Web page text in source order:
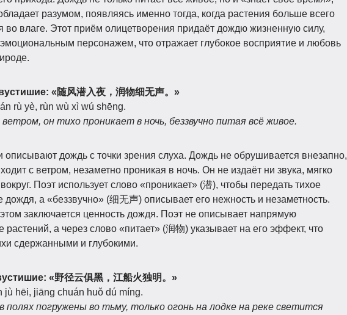
разумом, появляясь именно тогда, когда растения больше всего
во влаге. Этот приём олицетворения придаёт дождю жизненную силу,
персонажем, что отражает глубокое восприятие и любовь
«随风潜入夜，润物细无声。»
rù yè, rùn wù xì wú shēng.
ветром, он тихо проникает в ночь, беззвучно питая всё живое.
описывают дождь с точки зрения слуха. Дождь не обрушивается внезапно,
с ветром, незаметно проникая в ночь. Он не издаёт ни звука, мягко
Поэт использует слово «проникает» (潜), чтобы передать тихое
дождя, а «беззвучно» (细无声) описывает его нежность и незаметность.
заключается ценность дождя. Поэт не описывает напрямую
растений, а через слово «питает» (润物) указывает на его эффект, что
сдержанными и глубокими.
«野径云俱黑，江船火独明。»
jù hēi, jiāng chuán huǒ dú míng.
полях погружены во тьму, только огонь на лодке на реке светится